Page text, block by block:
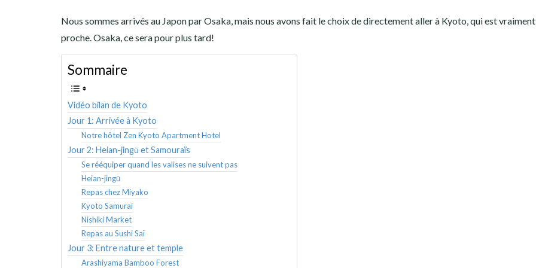
Nous sommes arrivés au Japon par Osaka, mais nous avons fait le choix de directement aller à Kyoto, qui est
proche. Osaka, ce sera pour plus tard!
Sommaire
Vidéo bilan de Kyoto
Jour 1: Arrivée à Kyoto
Notre hôtel Zen Kyoto Apartment Hotel
Jour 2: Heian-jingū et Samouraïs
Se rééquiper quand les valises ne suivent pas
Heian-jingū
Repas chez Miyako
Kyoto Samuraï
Nishiki Market
Repas au Sushi Saï
Jour 3: Entre nature et temple
Arashiyama Bamboo Forest
TOUR DU MONDE 2020-2021